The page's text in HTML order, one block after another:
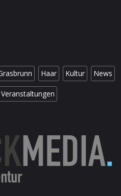
Haar Kultur News
Veranstaltungen